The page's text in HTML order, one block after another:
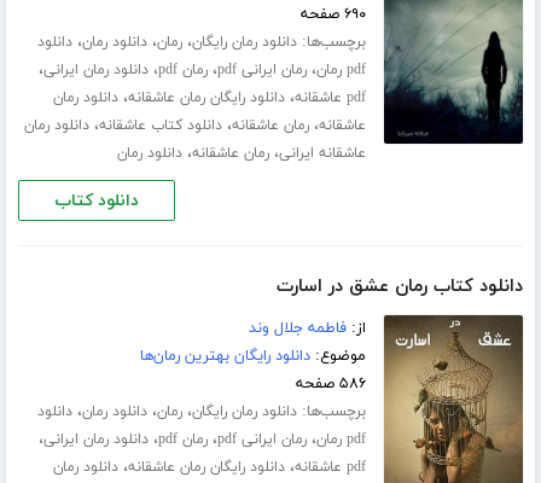
۶۹۰ صفحه
برچسب‌ها:دانلود رمان رایگان،رمان،دانلود رمان،دانلود
pdf رمان
،رمان ایرانی pdf ،رمان pdf ،دانلود رمان ایرانی،
pdf عاشقانه ،دانلود رایگان رمان عاشقانه،دانلود رمان
عاشقانه،رمان عاشقانه،دانلود کتاب عاشقانه،دانلود رمان
عاشقانه ایرانی،رمان عاشقانه،دانلود رمان
دانلود کتاب
دانلود کتاب رمان عشق در اسارت
از:فاطمه جلال‌ وند
موضوع:دانلود رایگان بهترین رمان‌ها
۵۸۶ صفحه
برچسب‌ها:دانلود رمان رایگان،رمان،دانلود رمان،دانلود
pdf رمان
،رمان ایرانی pdf ،رمان pdf ،دانلود رمان ایرانی،
pdf عاشقانه ،دانلود رایگان رمان عاشقانه،دانلود رمان